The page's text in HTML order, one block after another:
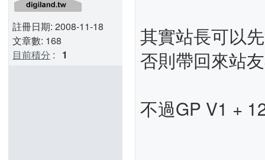
註冊日期: 2008-11-18
文章數: 168
目前積分 : 1
其實站長可以
否則帶回來站
不過GP V1 +